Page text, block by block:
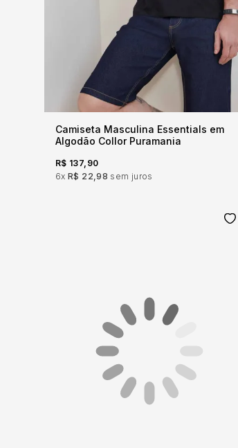
Camiseta Masculina Essentials em
Algodão Collor Puramania
R$ 137,90
6xR$ 22,98 sem juros